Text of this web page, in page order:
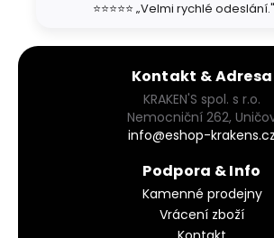
⭐⭐⭐⭐⭐ „Velmi rychlé
Kontakt & Adresa
KRAKEN'S spol. s r.o.
Nemocniční 262,
info@eshop-krakens.cz
Podpora & Info
Kamenné prodejny
Vrácení zboží